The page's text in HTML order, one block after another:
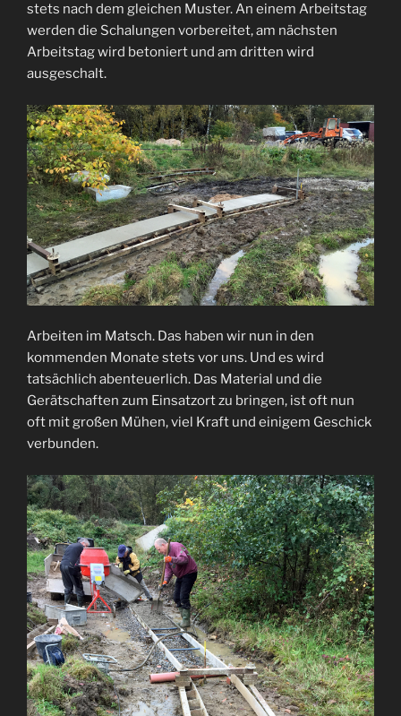
stets nach dem gleichen Muster. An einem Arbeitstag
werden die Schalungen vorbereitet, am nächsten
Arbeitstag wird betoniert und am dritten wird
ausgeschalt.
Arbeiten im Matsch. Das haben wir nun in den
kommenden Monate stets vor uns. Und es wird
tatsächlich abenteuerlich. Das Material und die
Gerätschaften zum Einsatzort zu bringen, ist oft nun
oft mit großen Mühen, viel Kraft und einigem Geschick
verbunden.